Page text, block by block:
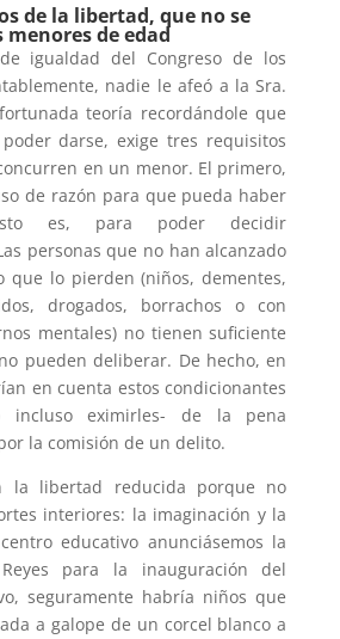
de la libertad, que no se
de edad
igualdad del Congreso de los
nadie le afeó a la Sra.
teoría recordándole que
darse, exige tres requisitos
en un menor. El primero,
de razón para que pueda haber
es, para poder decidir
personas que no han alcanzado
que lo pierden (niños, dementes,
drogados, borrachos o con
mentales) no tienen suficiente
pueden deliberar. De hecho, en
en cuenta estos condicionantes
incluso eximirles- de la pena
la comisión de un delito.
la libertad reducida porque no
interiores: la imaginación y la
centro educativo anunciásemos la
para la inauguración del
seguramente habría niños que
a galope de un corcel blanco a